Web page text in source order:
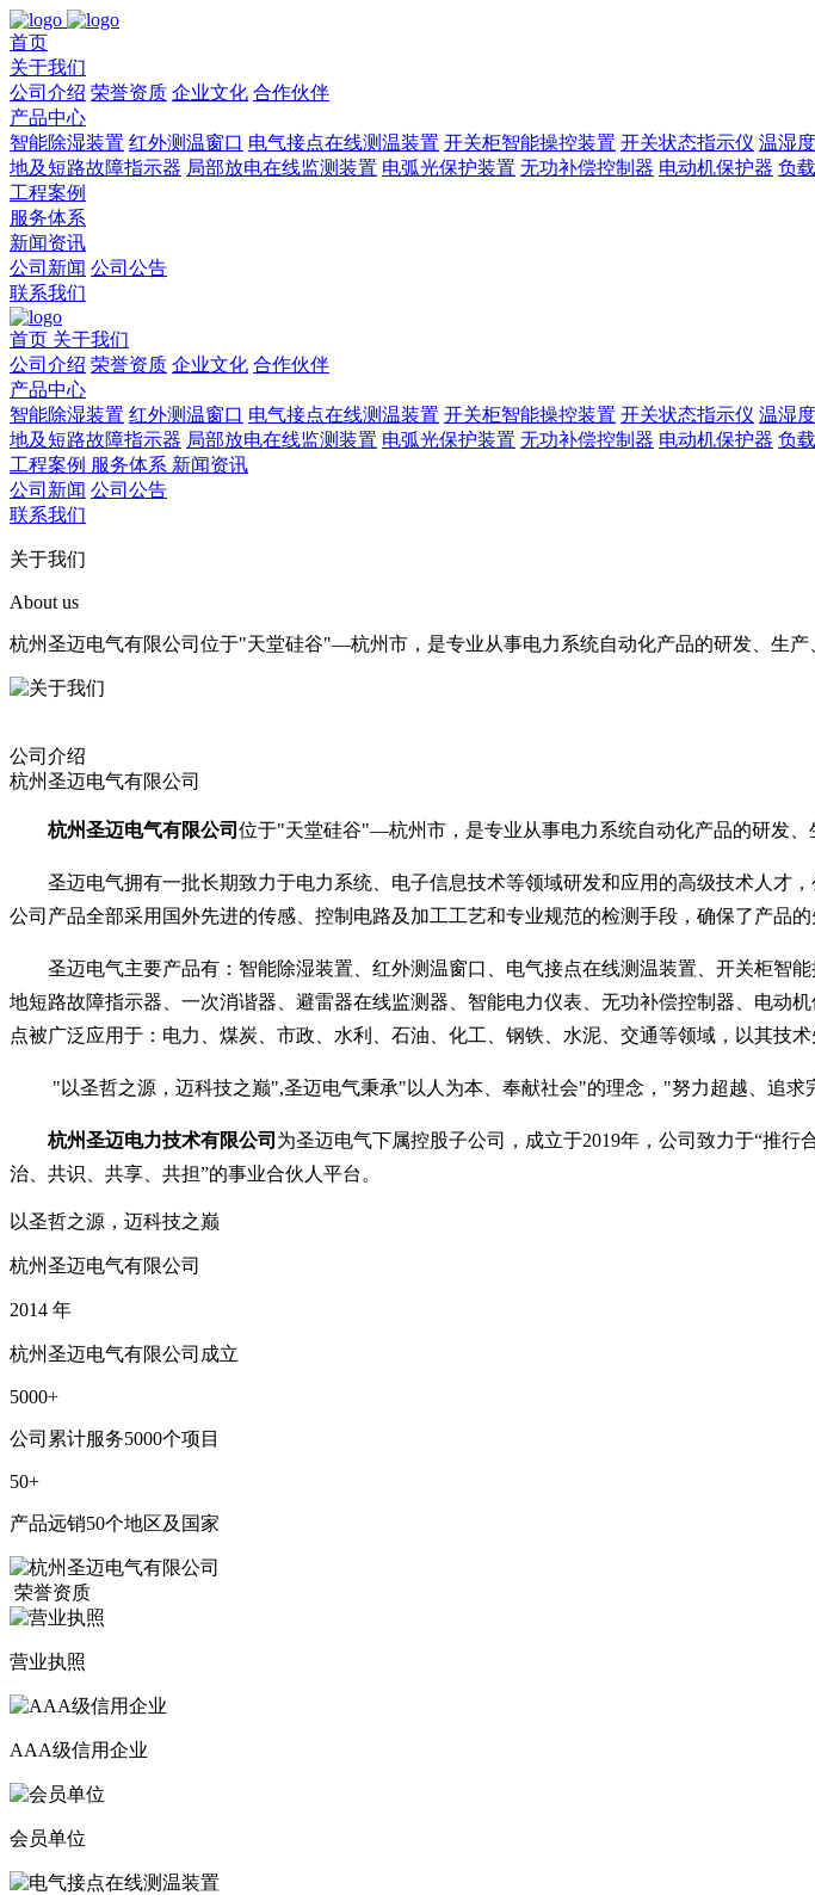
首页
关于我们
公司介绍 荣誉资质 企业文化 合作伙伴
产品中心
智能除湿装置 红外测温窗口 电气接点在线测温装置 开关柜智能操控装置 开关状态指示仪 温湿
地及短路故障指示器 局部放电在线监测装置 电弧光保护装置 无功补偿控制器 电动机保护器 负
工程案例
服务体系
新闻资讯
公司新闻 公司公告
联系我们
首页 关于我们
公司介绍 荣誉资质 企业文化 合作伙伴
产品中心
智能除湿装置 红外测温窗口 电气接点在线测温装置 开关柜智能操控装置 开关状态指示仪 温湿
地及短路故障指示器 局部放电在线监测装置 电弧光保护装置 无功补偿控制器 电动机保护器 负
工程案例 服务体系 新闻资讯
公司新闻 公司公告
联系我们
关于我们
About us
杭州圣迈电气有限公司位于"天堂硅谷"—杭州市，是专业从事电力系统自动化产品的研发、生产
公司介绍
杭州圣迈电气有限公司
杭州圣迈电气有限公司 位于"天堂硅谷"—杭州市，是专业从事电力系统自动化产品的研发、
圣迈电气拥有一批长期致力于电力系统、电子信息技术等领域研发和应用的高级技术人才
公司产品全部采用国外先进的传感、控制电路及加工工艺和专业规范的检测手段，确保了产品的
圣迈电气主要产品有：智能除湿装置、红外测温窗口、电气接点在线测温装置、开关柜智
地短路故障指示器、一次消谐器、避雷器在线监测器、智能电力仪表、无功补偿控制器、电动
点被广泛应用于：电力、煤炭、市政、水利、石油、化工、钢铁、水泥、交通等领域，以其技
"以圣哲之源，迈科技之巅",圣迈电气秉承"以人为本、奉献社会"的理念，"努力超越、追求
杭州圣迈电力技术有限公司 为圣迈电气下属控股子公司，成立于2019年，公司致力于“推
治、共识、共享、共担”的事业合伙人平台。
以圣哲之源，迈科技之巅
杭州圣迈电气有限公司
2014 年
杭州圣迈电气有限公司成立
5000+
公司累计服务5000个项目
50+
产品远销50个地区及国家
荣誉资质
营业执照
AAA级信用企业
会员单位